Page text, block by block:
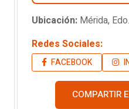
Ubicación: Mérida,
Redes Sociales:
FACEBOOK
COMPARTIR